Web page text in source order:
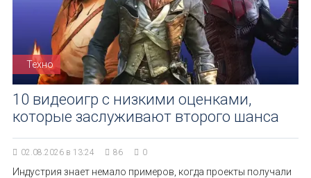
Техно
10 видеоигр с низкими оценками,
которые заслуживают второго шанса
02.08.2026 в 13:24 86 0
Индустрия знает немало примеров, когда проекты получали